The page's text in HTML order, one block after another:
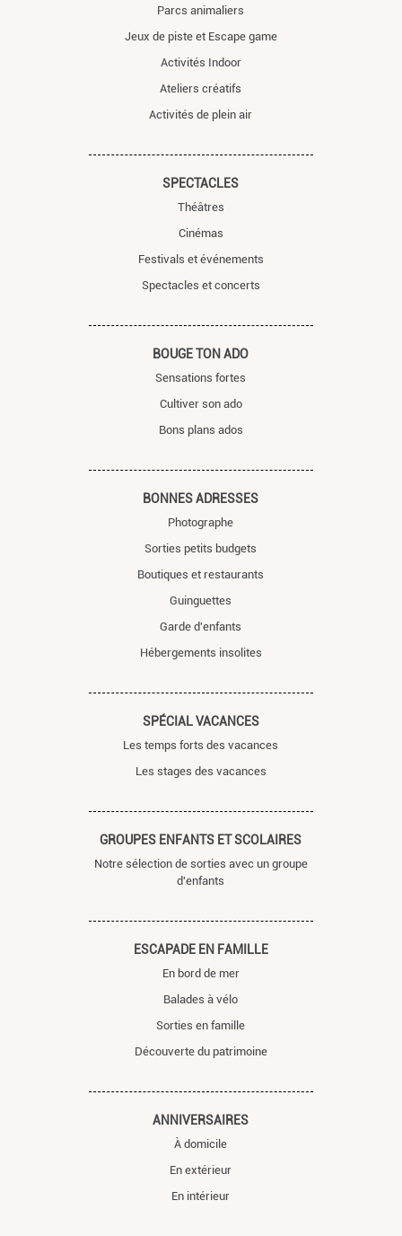
Parcs animaliers
Jeux de piste et Escape game
Activités Indoor
Ateliers créatifs
Activités de plein air
SPECTACLES
Théâtres
Cinémas
Festivals et événements
Spectacles et concerts
BOUGE TON ADO
Sensations fortes
Cultiver son ado
Bons plans ados
BONNES ADRESSES
Photographe
Sorties petits budgets
Boutiques et restaurants
Guinguettes
Garde d'enfants
Hébergements insolites
SPÉCIAL VACANCES
Les temps forts des vacances
Les stages des vacances
GROUPES ENFANTS ET SCOLAIRES
Notre sélection de sorties avec un groupe
d'enfants
ESCAPADE EN FAMILLE
En bord de mer
Balades à vélo
Sorties en famille
Découverte du patrimoine
ANNIVERSAIRES
À domicile
En extérieur
En intérieur